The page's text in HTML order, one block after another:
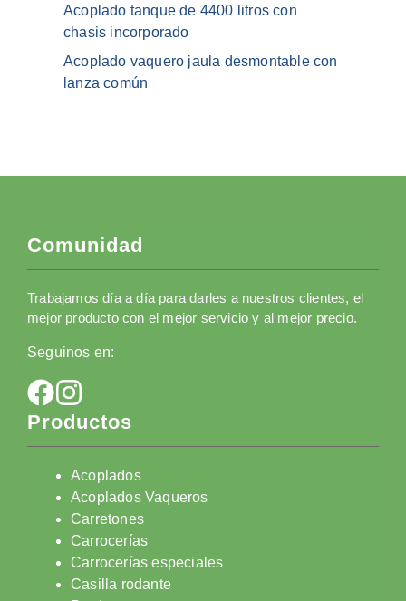
Acoplado tanque de 4400 litros con
chasis incorporado
Acoplado vaquero jaula desmontable con
lanza común
Comunidad
Trabajamos día a día para darles a nuestros clientes, el
mejor producto con el mejor servicio y al mejor precio.
Seguinos en:
Productos
Acoplados
Acoplados Vaqueros
Carretones
Carrocerías
Carrocerías especiales
Casilla rodante